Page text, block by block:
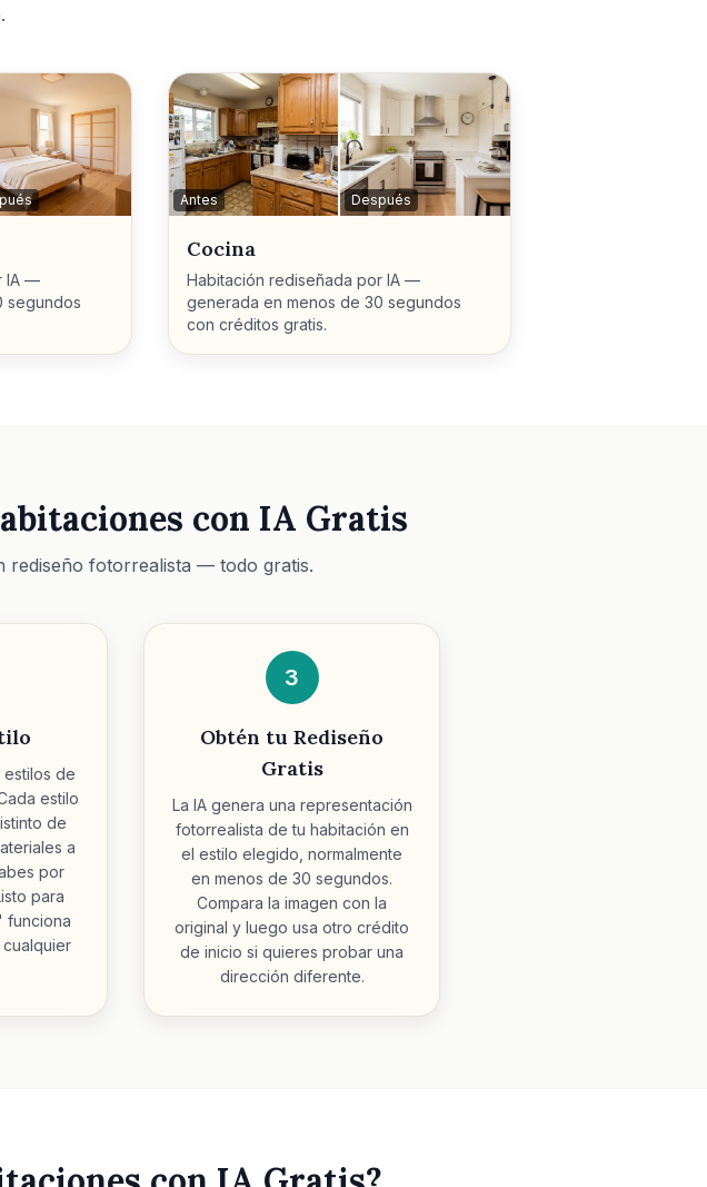
IA —
segundos
Antes Después
Cocina
Habitación rediseñada por IA —
generada en menos de 30 segundos
con créditos gratis.
con IA Gratis
rediseño fotorrealista — todo gratis.
estilos de
estilo
de
a
por
para
funciona
cualquier
3
Obtén tu Rediseño
Gratis
La IA genera una representación
fotorrealista de tu habitación en
el estilo elegido, normalmente
en menos de 30 segundos.
Compara la imagen con la
original y luego usa otro crédito
de inicio si quieres probar una
dirección diferente.